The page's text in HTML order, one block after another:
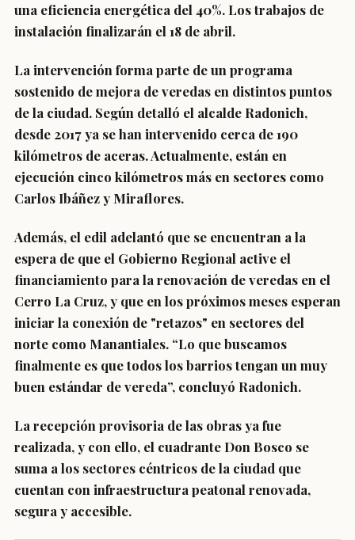
una eficiencia energética del 40%. Los trabajos de
instalación finalizarán el 18 de abril.
La intervención forma parte de un programa
sostenido de mejora de veredas en distintos puntos
de la ciudad. Según detalló el alcalde Radonich,
desde 2017 ya se han intervenido cerca de 190
kilómetros de aceras. Actualmente, están en
ejecución cinco kilómetros más en sectores como
Carlos Ibáñez y Miraflores.
Además, el edil adelantó que se encuentran a la
espera de que el Gobierno Regional active el
financiamiento para la renovación de veredas en el
Cerro La Cruz, y que en los próximos meses esperan
iniciar la conexión de "retazos" en sectores del
norte como Manantiales. “Lo que buscamos
finalmente es que todos los barrios tengan un muy
buen estándar de vereda”, concluyó Radonich.
La recepción provisoria de las obras ya fue
realizada, y con ello, el cuadrante Don Bosco se
suma a los sectores céntricos de la ciudad que
cuentan con infraestructura peatonal renovada,
segura y accesible.